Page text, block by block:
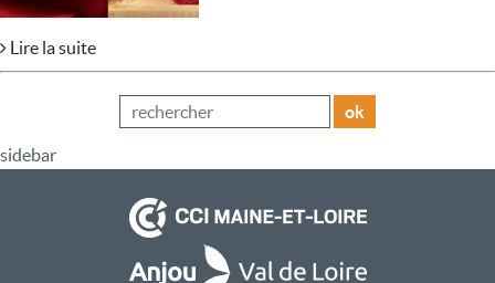
Lire la suite
ok
sidebar